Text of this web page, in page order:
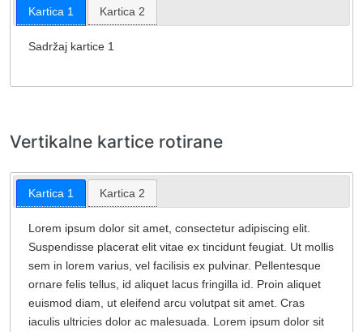
Kartica 1 Kartica 2
Sadržaj kartice 1
Vertikalne kartice rotirane
Kartica 1 Kartica 2
Lorem ipsum dolor sit amet, consectetur adipiscing elit.
Suspendisse placerat elit vitae ex tincidunt feugiat. Ut mollis
sem in lorem varius, vel facilisis ex pulvinar. Pellentesque
ornare felis tellus, id aliquet lacus fringilla id. Proin aliquet
euismod diam, ut eleifend arcu volutpat sit amet. Cras
iaculis ultricies dolor ac malesuada. Lorem ipsum dolor sit